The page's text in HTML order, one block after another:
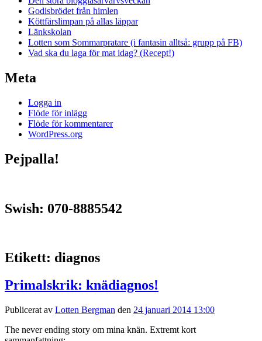
Godisbrödet från himlen
Köttfärslimpan på allas läppar
Länkskolan
Lotten som Sommarpratare (i fantasin alltså: grupp på FB)
Vad ska du laga för mat idag? (Recept!)
Meta
Logga in
Flöde för inlägg
Flöde för kommentarer
WordPress.org
Pejpalla!
Swish: 070-8885542
Etikett: diagnos
Primalskrik: knädiagnos!
Publicerat av Lotten Bergman den 24 januari 2014 13:00
The never ending story om mina knän. Extremt kort